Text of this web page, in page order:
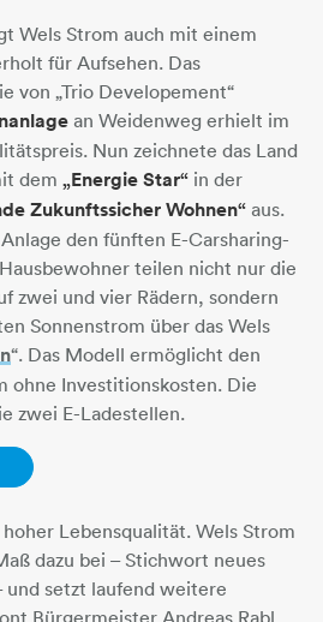
Wels Strom auch mit einem
für Aufsehen. Das
von „Trio Developement“
an Weidenweg erhielt im
Nun zeichnete das Land
dem „Energie Star“ in der
Zukunftssicher Wohnen“ aus.
den fünften E-Carsharing-
teilen nicht nur die
zwei und vier Rädern, sondern
Sonnenstrom über das Wels
​​​​​​​“. Das Modell ermöglicht den
ohne Investitionskosten. Die
zwei E-Ladestellen.
Lebensqualität. Wels Strom
dazu bei – Stichwort neues
setzt laufend weitere
Bürgermeister Andreas Rabl.